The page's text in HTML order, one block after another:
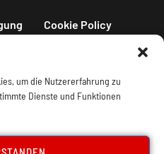
um die Nutzererfahrung zu
Dienste und Funktionen
Cookie Policy